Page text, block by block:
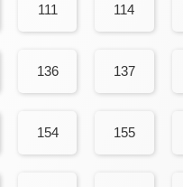
111 114
136 137
154 155